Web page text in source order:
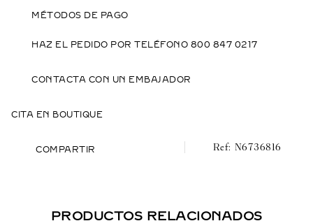
MÉTODOS DE PAGO
HAZ EL PEDIDO POR TELÉFONO 800 847 0217
CONTACTA CON UN EMBAJADOR
CITA EN BOUTIQUE
COMPARTIR N6736816
PRODUCTOS RELACIONADOS